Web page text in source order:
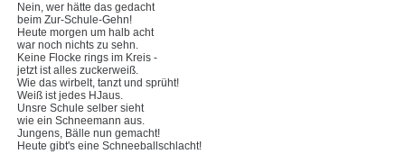
Nein, wer hätte das gedacht
beim Zur-Schule-Gehn!
Heute morgen um halb acht
war noch nichts zu sehn.
Keine Flocke rings im Kreis -
jetzt ist alles zuckerweiß.
Wie das wirbelt, tanzt und sprüht!
Weiß ist jedes HJaus.
Unsre Schule selber sieht
wie ein Schneemann aus.
Jungens, Bälle nun gemacht!
Heute gibt's eine Schneeballschlacht!